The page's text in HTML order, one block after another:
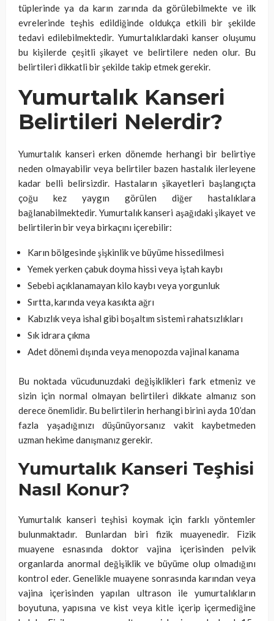
tüplerinde ya da karın zarında da görülebilmekte ve ilk
evrelerinde teşhis edildiğinde oldukça etkili bir şekilde
tedavi edilebilmektedir. Yumurtalıklardaki kanser oluşumu
bu kişilerde çeşitli şikayet ve belirtilere neden olur. Bu
belirtileri dikkatli bir şekilde takip etmek gerekir.
Yumurtalık Kanseri
Belirtileri Nelerdir?
Yumurtalık kanseri erken dönemde herhangi bir belirtiye
neden olmayabilir veya belirtiler bazen hastalık ilerleyene
kadar belli belirsizdir. Hastaların şikayetleri başlangıçta
çoğu kez yaygın görülen diğer hastalıklara
bağlanabilmektedir. Yumurtalık kanseri aşağıdaki şikayet ve
belirtilerin bir veya birkaçını içerebilir:
Karın bölgesinde şişkinlik ve büyüme hissedilmesi
Yemek yerken çabuk doyma hissi veya iştah kaybı
Sebebi açıklanamayan kilo kaybı veya yorgunluk
Sırtta, karında veya kasıkta ağrı
Kabızlık veya ishal gibi boşaltım sistemi rahatsızlıkları
Sık idrara çıkma
Adet dönemi dışında veya menopozda vajinal kanama
Bu noktada vücudunuzdaki değişiklikleri fark etmeniz ve
sizin için normal olmayan belirtileri dikkate almanız son
derece önemlidir. Bu belirtilerin herhangi birini ayda 10’dan
fazla yaşadığınızı düşünüyorsanız vakit kaybetmeden
uzman hekime danışmanız gerekir.
Yumurtalık Kanseri Teşhisi
Nasıl Konur?
Yumurtalık kanseri teşhisi koymak için farklı yöntemler
bulunmaktadır. Bunlardan biri fizik muayenedir. Fizik
muayene esnasında doktor vajina içerisinden pelvik
organlarda anormal değişiklik ve büyüme olup olmadığını
kontrol eder. Genelikle muayene sonrasında karından veya
vajina içerisinden yapılan ultrason ile yumurtalıkların
boyutuna, yapısına ve kist veya kitle içerip içermediğine